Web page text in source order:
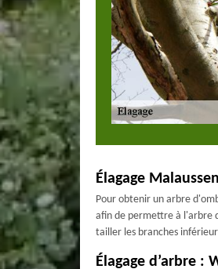
Élagage
Pour obtenir un arbre
afin de permettre à l'arbre
tailler les branches
Élagage d’arbre